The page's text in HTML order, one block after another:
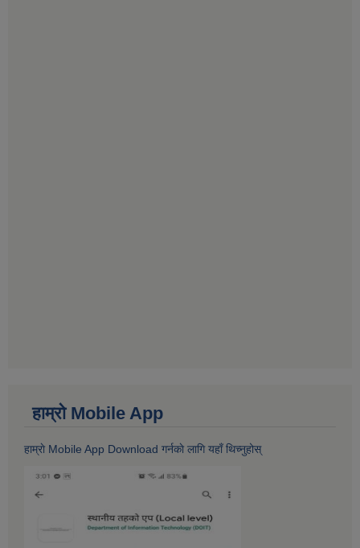
हाम्राे Mobile App
हाम्राे Mobile App Download गर्नकाे लागि यहाँ थिच्नुहोस्‌